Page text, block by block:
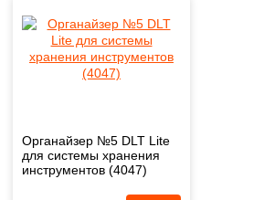
Органайзер №5 DLT Lite
для системы хранения
инструментов (4047)